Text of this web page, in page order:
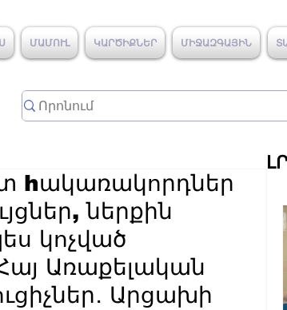
ՄԱՄՈՒԼ ԿԱՐԾԻՔՆԵՐ ՄԻՋԱԶԳԱՅԻՆ
hակառակորդներ
ներքին
կոչված
Առաքելական
Արցախի